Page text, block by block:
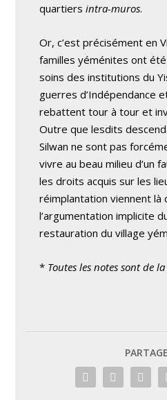
quartiersintra-muros.
Or, c’est précisément en
familles yéménites ont
soins des institutions du
guerres d’Indépendance
rebattent tour à tour et
Outre que lesdits
Silwan ne sont pas
vivre au beau milieu d’un
les droits acquis sur les
réimplantation viennent
l’argumentation implicite
restauration du village
* Toutes les notes sont de